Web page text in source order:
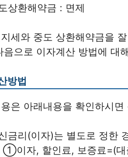
상환해약금 : 면제
세와 중도 상환해약금을
음으로 이자계산 방법에 대
방법
은 아래내용을 확인하시면
금리(이자)는 별도로 정한
①이자, 할인료, 보증료=(대